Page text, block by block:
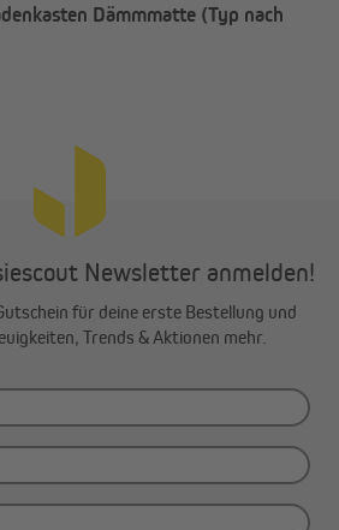
Dämmmatte (Typ nach
Newsletter anmelden!
für deine erste Bestellung und
Trends & Aktionen mehr.